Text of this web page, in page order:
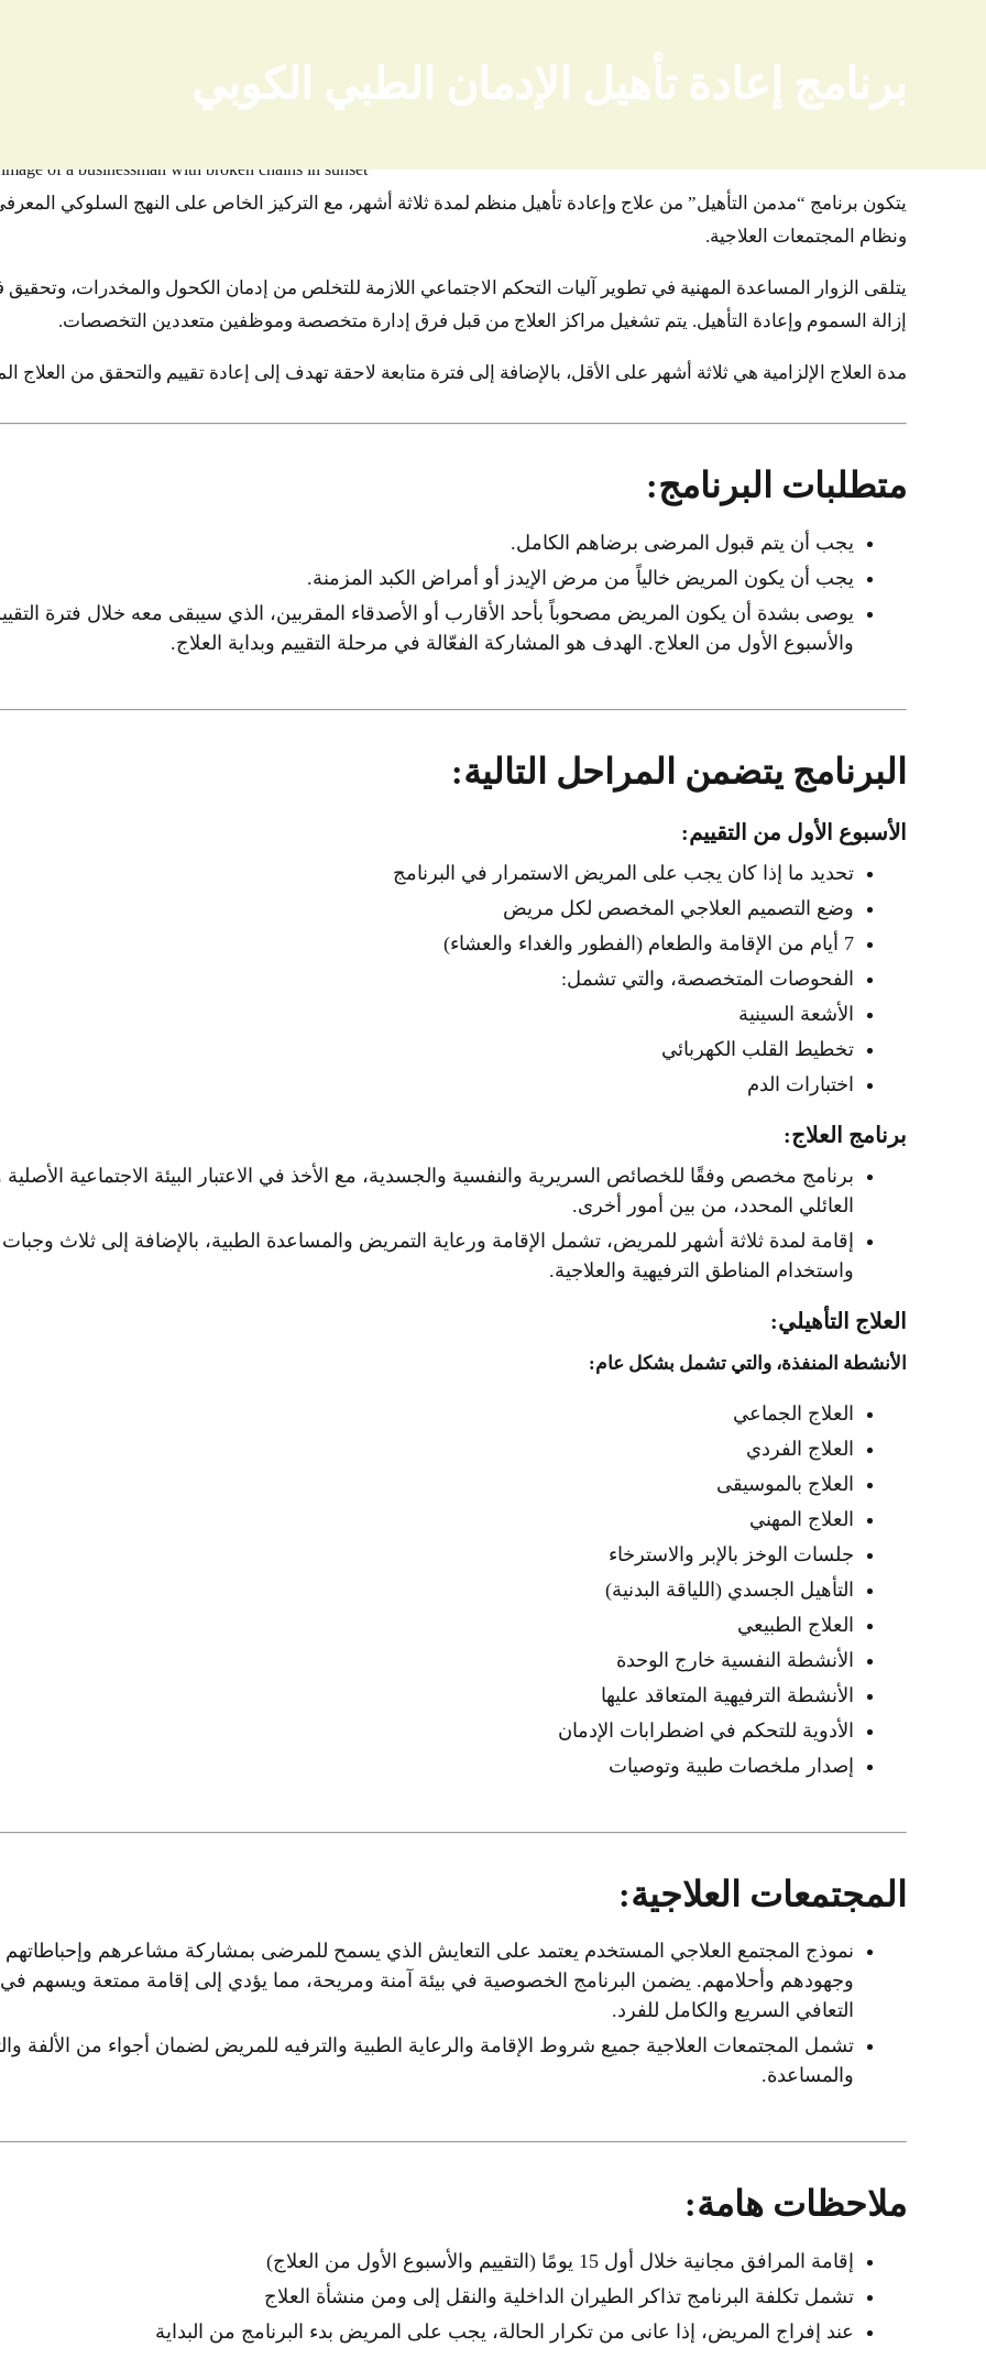
برنامج إعادة تأهيل الإدمان الطبي الكوبي
يتكون برنامج “مدمن التأهيل” من علاج وإعادة تأهيل منظم لمدة ثلاثة أشهر، مع التركيز الخاص على النهج السلوكي
ونظام المجتمعات العلاجية.
يتلقى الزوار المساعدة المهنية في تطوير آليات التحكم الاجتماعي اللازمة للتخلص من إدمان الكحول والمخدرات، وتحقيق
إزالة السموم وإعادة التأهيل. يتم تشغيل مراكز العلاج من قبل فرق إدارة متخصصة وموظفين متعددين التخصصات.
مدة العلاج الإلزامية هي ثلاثة أشهر على الأقل، بالإضافة إلى فترة متابعة لاحقة تهدف إلى إعادة تقييم والتحقق من العلاج
متطلبات البرنامج:
يجب أن يتم قبول المرضى برضاهم الكامل.
يجب أن يكون المريض خالياً من مرض الإيدز أو أمراض الكبد المزمنة.
يوصى بشدة أن يكون المريض مصحوباً بأحد الأقارب أو الأصدقاء المقربين، الذي سيبقى معه خلال فترة
والأسبوع الأول من العلاج. الهدف هو المشاركة الفعّالة في مرحلة التقييم وبداية العلاج.
البرنامج يتضمن المراحل التالية:
الأسبوع الأول من التقييم:
تحديد ما إذا كان يجب على المريض الاستمرار في البرنامج
وضع التصميم العلاجي المخصص لكل مريض
7 أيام من الإقامة والطعام (الفطور والغداء والعشاء)
الفحوصات المتخصصة، والتي تشمل:
الأشعة السينية
تخطيط القلب الكهربائي
اختبارات الدم
برنامج العلاج:
برنامج مخصص وفقًا للخصائص السريرية والنفسية والجسدية، مع الأخذ في الاعتبار البيئة الاجتماعية
العائلي المحدد، من بين أمور أخرى.
إقامة لمدة ثلاثة أشهر للمريض، تشمل الإقامة ورعاية التمريض والمساعدة الطبية، بالإضافة إلى ثلاث وجبات
واستخدام المناطق الترفيهية والعلاجية.
العلاج التأهيلي:
الأنشطة المنفذة، والتي تشمل بشكل عام:
العلاج الجماعي
العلاج الفردي
العلاج بالموسيقى
العلاج المهني
جلسات الوخز بالإبر والاسترخاء
التأهيل الجسدي (اللياقة البدنية)
العلاج الطبيعي
الأنشطة النفسية خارج الوحدة
الأنشطة الترفيهية المتعاقد عليها
الأدوية للتحكم في اضطرابات الإدمان
إصدار ملخصات طبية وتوصيات
المجتمعات العلاجية:
نموذج المجتمع العلاجي المستخدم يعتمد على التعايش الذي يسمح للمرضى بمشاركة مشاعرهم وإحباطاتهم
وجهودهم وأحلامهم. يضمن البرنامج الخصوصية في بيئة آمنة ومريحة، مما يؤدي إلى إقامة ممتعة ويسهم في
التعافي السريع والكامل للفرد.
تشمل المجتمعات العلاجية جميع شروط الإقامة والرعاية الطبية والترفيه للمريض لضمان أجواء من الألفة
والمساعدة.
ملاحظات هامة:
إقامة المرافق مجانية خلال أول 15 يومًا (التقييم والأسبوع الأول من العلاج)
تشمل تكلفة البرنامج تذاكر الطيران الداخلية والنقل إلى ومن منشأة العلاج
عند إفراج المريض، إذا عانى من تكرار الحالة، يجب على المريض بدء البرنامج من البداية